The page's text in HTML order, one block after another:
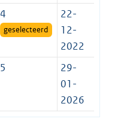
4
geselecteerd
22-
12-
2022
5
29-
01-
2026